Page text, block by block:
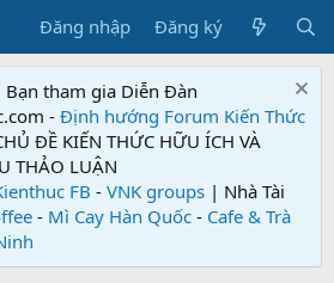
Đăng nhập Đăng ký
Bạn tham gia Diễn Đàn
- Định hướng Forum Kiến Thức
ĐỀ KIẾN THỨC HỮU ÍCH VÀ
THẢO LUẬN
FB - VNK groups | Nhà Tài
- Mì Cay Hàn Quốc - Cafe & Trà